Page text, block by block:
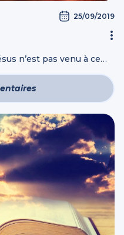
25/09/2019
n’est pas venu à ce
Il n’est pas venu ...